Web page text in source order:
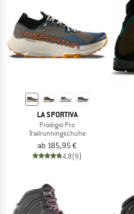
LA SPORTIVA
Prodigio Pro
Trailrunningschuhe
ab 185,95 €
4,8(9)